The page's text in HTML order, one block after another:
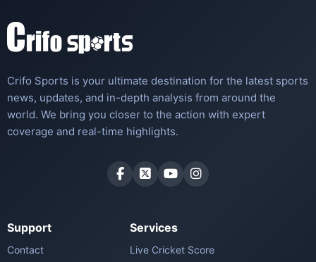
Crifo Sports is your ultimate destination for the latest sports
news, updates, and in-depth analysis from around the
world. We bring you closer to the action with expert
coverage and real-time highlights.
Support
Contact
Services
Live Cricket Score